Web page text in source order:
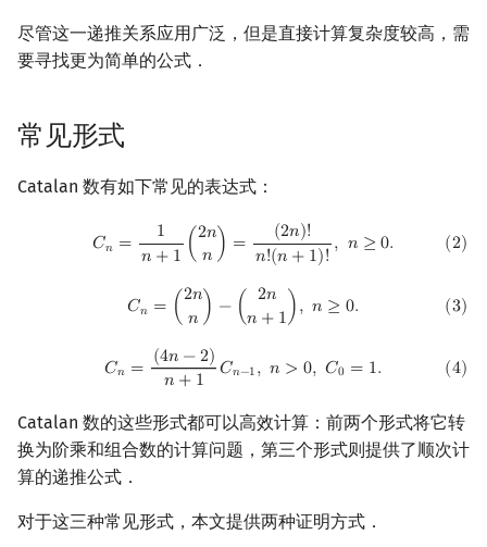
尽管这一递推关系应用广泛，但是直接计算复杂度较高，需
要寻找更为简单的公式．
常见形式
Catalan 数有如下常见的表达式：
𝐶𝑛 =
1
𝑛 + 1 ( 2𝑛
𝑛 ) = (2𝑛)!
𝑛!(𝑛 + 1)! , 𝑛 ≥ 0. (2)
=1 1(2nn !n!(n+ 0.
𝐶𝑛 = ( 2𝑛
𝑛 ) − ( 2𝑛
𝑛 + 1 ), 𝑛 ≥ 0. (3)
Cn=(2n −( nn 1) 0.
𝐶𝑛 = (4𝑛 −2)
𝑛 + 1 𝐶𝑛−1, 𝑛 > 0, 𝐶0 = 1. (4)
n=(4n −2) n+ 0 C0
Catalan 数的这些形式都可以高效计算：前两个形式将它转
换为阶乘和组合数的计算问题，第三个形式则提供了顺次计
算的递推公式．
对于这三种常见形式，本文提供两种证明方式．